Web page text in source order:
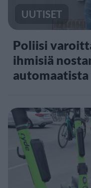
UUTISET
Poliisi
ihmisiä
automaatista